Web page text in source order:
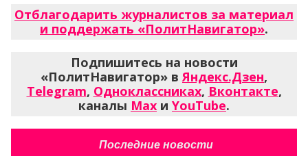
Отблагодарить журналистов за материал
и поддержать «ПолитНавигатор».
Подпишитесь на новости
«ПолитНавигатор» вЯндекс.Дзен,
Telegram, Одноклассниках, Вконтакте,
каналы Max и YouTube.
Последние новости